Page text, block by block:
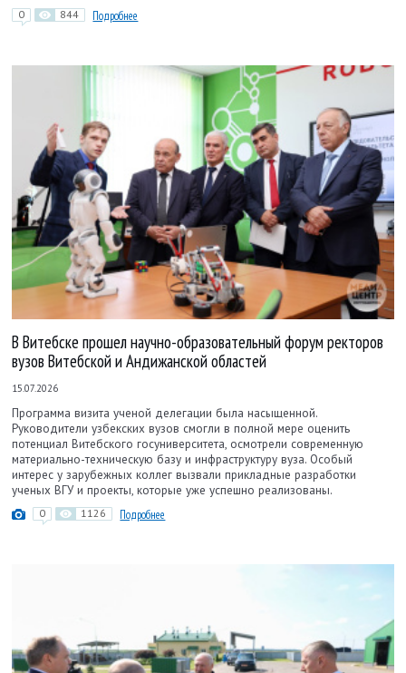
0 844 Подробнее
В Витебске прошел научно-образовательный форум ректоров
вузов Витебской и Андижанской областей
15.07.2026
Программа визита ученой делегации была насыщенной.
Руководители узбекских вузов смогли в полной мере оценить
потенциал Витебского госуниверситета, осмотрели современную
материально-техническую базу и инфраструктуру вуза. Особый
интерес у зарубежных коллег вызвали прикладные разработки
ученых ВГУ и проекты, которые уже успешно реализованы.
0 1126 Подробнее